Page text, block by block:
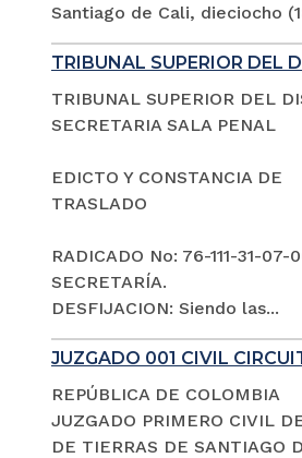
Santiago de Cali, dieciocho
TRIBUNAL SUPERIOR DEL
TRIBUNAL SUPERIOR DEL
SECRETARIA SALA PENAL
EDICTO Y CONSTANCIA DE
TRASLADO
RADICADO No: 76-111-31-
SECRETARÍA.
DESFIJACION: Siendo las...
JUZGADO 001 CIVIL
REPÚBLICA DE COLOMBIA
JUZGADO PRIMERO CIVIL
DE TIERRAS DE SANTIAGO